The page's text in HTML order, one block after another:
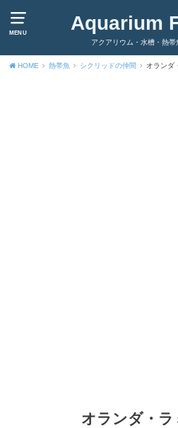
MENU Aquarium
アクアリウム・水槽・熱帯
HOME 熱帯魚 シクリッドの仲間 オランダ
オランダ・ラ